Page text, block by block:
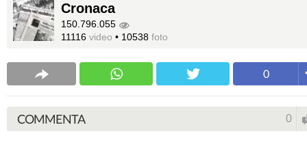
Cronaca
150.796.055
11116 video • 10538 foto
0
COMMENTA 0